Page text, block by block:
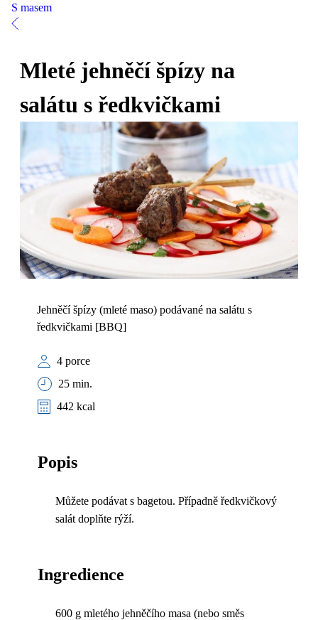
S masem
Mleté jehněčí špízy na
salátu s ředkvičkami
Jehněčí špízy (mleté maso) podávané na salátu s
ředkvičkami [BBQ]
4 porce
25 min.
442 kcal
Popis
Můžete podávat s bagetou. Případně ředkvičkový
salát doplňte rýží.
Ingredience
600 g mletého jehněčího masa (nebo směs